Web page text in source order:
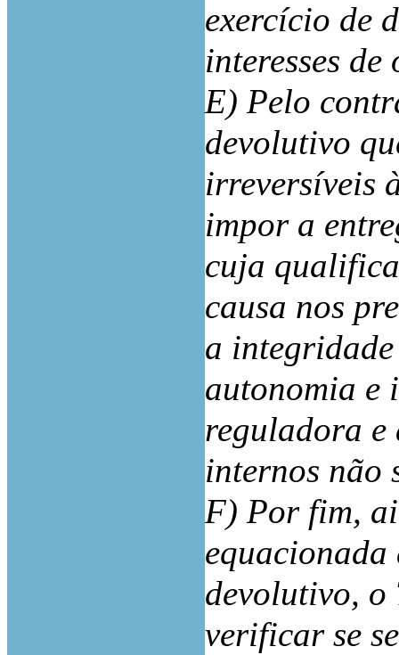
exercício de
interesses
E) Pelo
devolutivo
irreversíveis
impor a
cuja
causa nos
a
autonomia e
reguladora e
internos não
F) Por fim,
devolutivo, o
verificar se